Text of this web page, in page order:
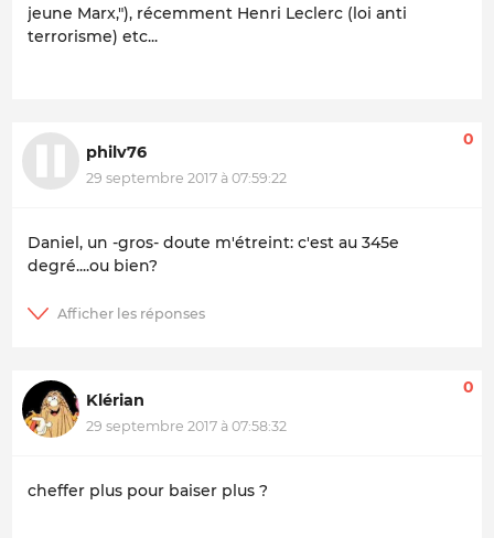
jeune Marx,"), récemment Henri Leclerc (loi anti
terrorisme) etc...
philv76
29 septembre 2017 à 07:59:22
0
Daniel, un -gros- doute m'étreint: c'est au 345e
degré....ou bien?
Klérian
29 septembre 2017 à 07:58:32
0
cheffer plus pour baiser plus ?